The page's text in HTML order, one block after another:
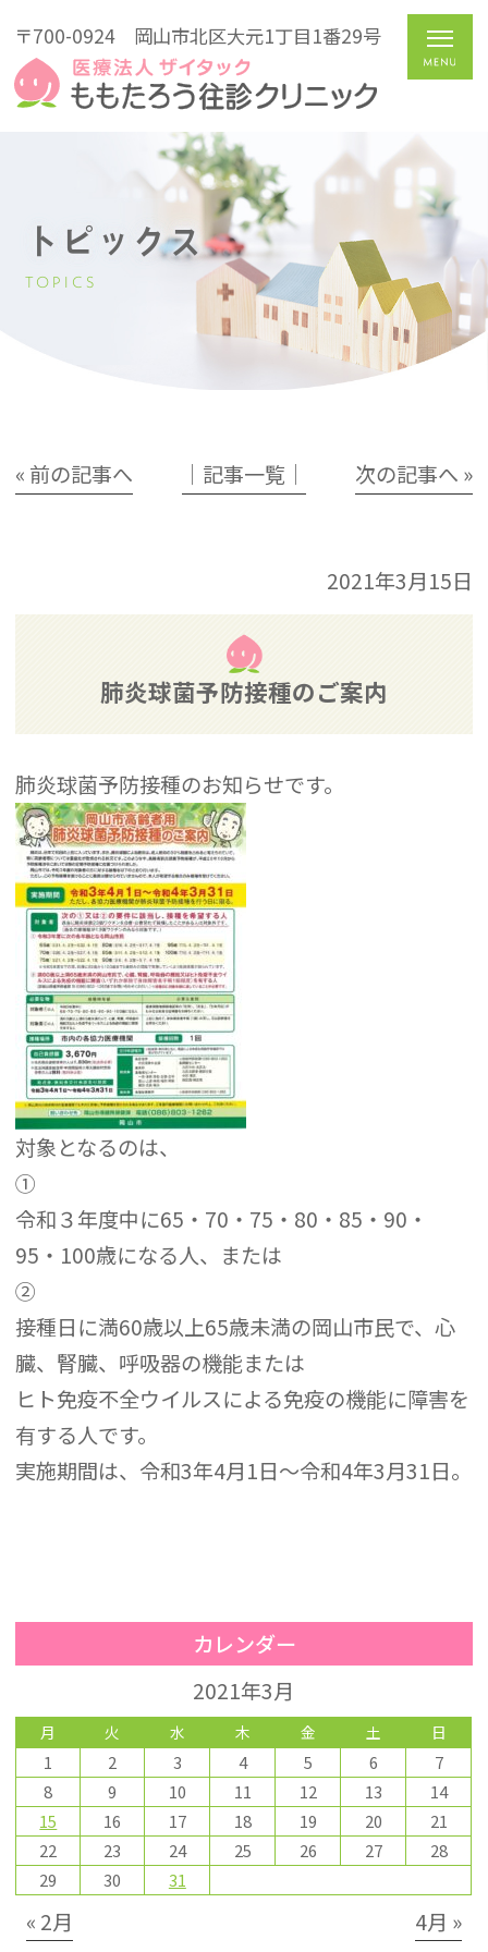
〒700-0924 岡山市北区大元1丁目1番29号
トピックス
TOPICS
« 前の記事へ │記事一覧│ 次の記事へ »
2021年3月15日
肺炎球菌予防接種のご案内
肺炎球菌予防接種のお知らせです。
対象となるのは、
①
令和３年度中に65・70・75・80・85・90・
95・100歳になる人、または
②
接種日に満60歳以上65歳未満の岡山市民で、心
臓、腎臓、呼吸器の機能または
ヒト免疫不全ウイルスによる免疫の機能に障害を
有する人です。
実施期間は、令和3年4月1日～令和4年3月31日。
カレンダー
2021年3月
月 火 水 木 金 土 日
1 2 3 4 5 6
7
8
9 10 11 12 13
14
15
16 17 18 19 20
21
22
23 24 25 26 27
28
29
30 31
« 2月 4月 »